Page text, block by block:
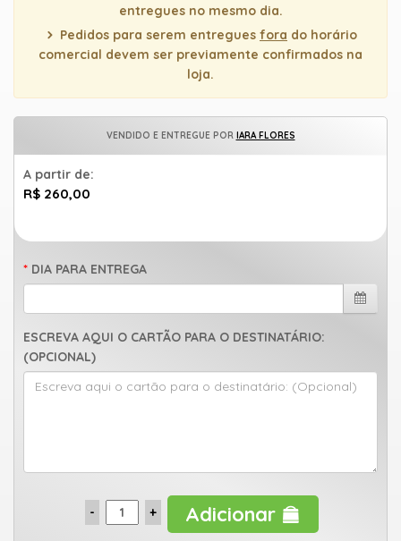
WhatsApp
nos
entregues no mesmo dia.
Pedidos para serem entregues fora do horário
comercial devem ser previamente confirmados na
loja.
VENDIDO E ENTREGUE POR IARA FLORES
A partir de:
R$ 260,00
DIA PARA ENTREGA
ESCREVA AQUI O CARTÃO PARA O DESTINATÁRIO:
(OPCIONAL)
Adicionar